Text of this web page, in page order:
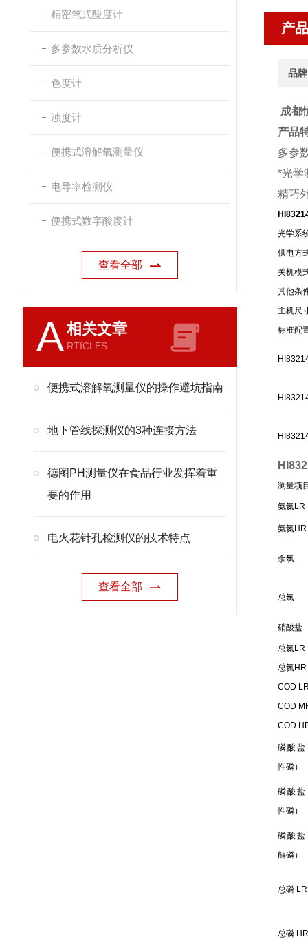
精密笔式酸度计
多参数水质分析仪
色度计
浊度计
便携式溶解氧测量仪
电导率检测仪
便携式数字酸度计
查看全部
A相关文章
RTICLES
便携式溶解氧测量仪的操作避坑指南
地下管线探测仪的3种连接方法
德图PH测量仪在食品行业发挥着重
要的作用
电火花针孔检测仪的技术特点
查看全部
产
品牌
成都
产品
多参
*光学
精巧
光学系
供电方
关机模
其他条
主机尺
标准配
测量项
氨氮LR
氨氮HR
余氯
总氯
硝酸盐
总氮LR
总氮HR
COD
COD
COD
磷酸盐
性磷）
磷酸盐
性磷）
磷酸盐
解磷）
总磷 LR
总磷 HR